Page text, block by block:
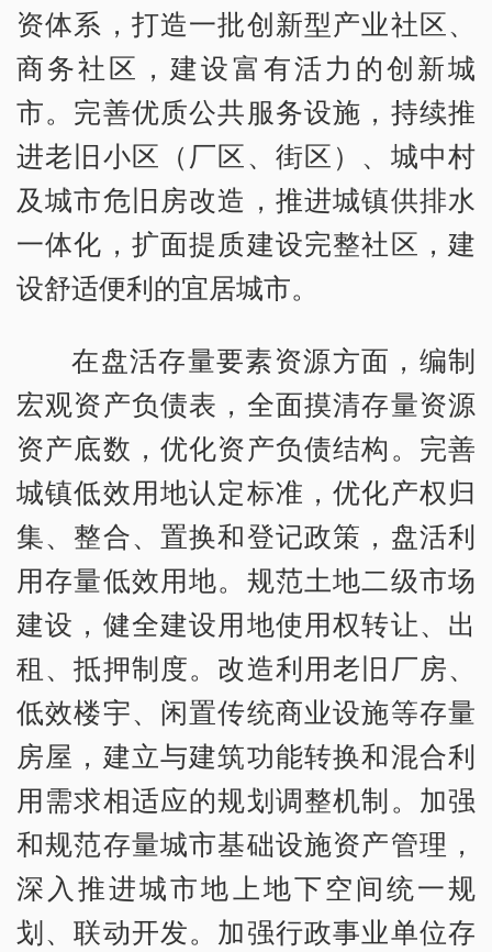
资体系，打造一批创新型产业社区、
商务社区，建设富有活力的创新城
市。完善优质公共服务设施，持续推
进老旧小区（厂区、街区）、城中村
及城市危旧房改造，推进城镇供排水
一体化，扩面提质建设完整社区，建
设舒适便利的宜居城市。
在盘活存量要素资源方面，编制
宏观资产负债表，全面摸清存量资源
资产底数，优化资产负债结构。完善
城镇低效用地认定标准，优化产权归
集、整合、置换和登记政策，盘活利
用存量低效用地。规范土地二级市场
建设，健全建设用地使用权转让、出
租、抵押制度。改造利用老旧厂房、
低效楼宇、闲置传统商业设施等存量
房屋，建立与建筑功能转换和混合利
用需求相适应的规划调整机制。加强
和规范存量城市基础设施资产管理，
深入推进城市地上地下空间统一规
划、联动开发。加强行政事业单位存